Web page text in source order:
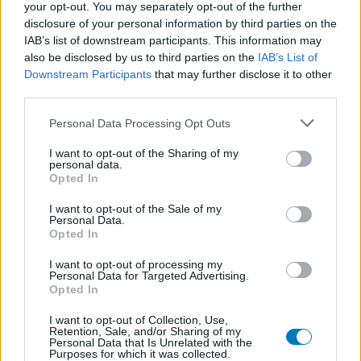
your opt-out. You may separately opt-out of the further
disclosure of your personal information by third parties on the
IAB’s list of downstream participants. This information may
also be disclosed by us to third parties on the IAB’s List of
Downstream Participants that may further disclose it to other
Personal Data Processing Opt Outs
I want to opt-out of the Sharing of my
personal data.
Opted In
I want to opt-out of the Sale of my
Personal Data.
Opted In
I want to opt-out of processing my
Personal Data for Targeted Advertising.
Opted In
I want to opt-out of Collection, Use,
Retention, Sale, and/or Sharing of my
Personal Data that Is Unrelated with the
Purposes for which it was collected.
Epilepsie
Paroxetin (228)
Depression - SSRI
Omeprazol (220)
Mirtazapin (192)
Amoxicillin (182)
Antibiotika - Penizilline (breit)
Terbinafin (178)
Pilze - Mund
Ciprofloxacin (168)
Antibiotika - Chinolone
Tramadol (158)
Seroquel (157)
Psychose / Schizophrenie - Antipsychotika